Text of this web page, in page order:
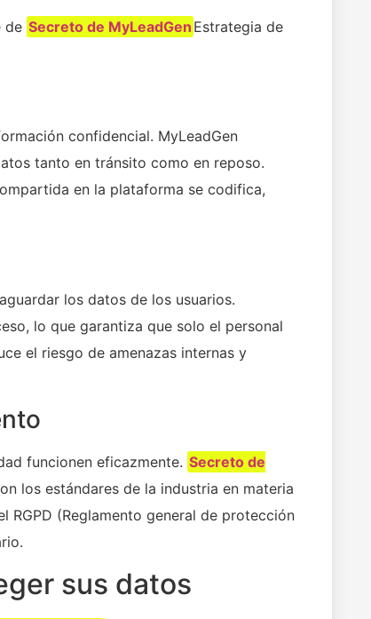
de Secreto de MyLeadGen Estrategia de
confidencial. MyLeadGen
tanto en tránsito como en reposo.
en la plataforma se codifica,
los datos de los usuarios.
lo que garantiza que solo el personal
el riesgo de amenazas internas y
funcionen eficazmente. Secreto de
los estándares de la industria en materia
RGPD (Reglamento general de protección
sus datos